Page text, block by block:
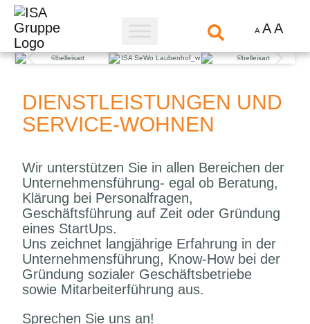
A AA
DIENSTLEISTUNGEN UND
SERVICE-WOHNEN
Wir unterstützen Sie in allen Bereichen der
Unternehmensführung- egal ob Beratung,
Klärung bei Personalfragen,
Geschäftsführung auf Zeit oder Gründung
eines StartUps.
Uns zeichnet langjährige Erfahrung in der
Unternehmensführung, Know-How bei der
Gründung sozialer Geschäftsbetriebe
sowie Mitarbeiterführung aus.
Sprechen Sie uns an!